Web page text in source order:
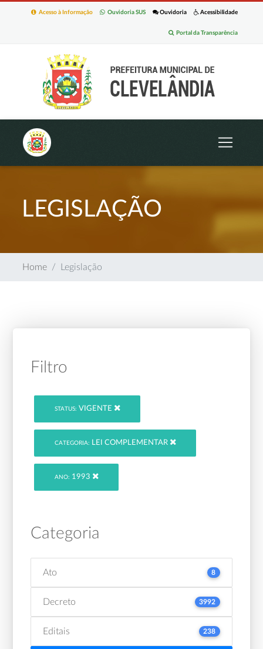
Acessibilidade
Ouvidoria
Ouvidoria SUS
Acesso à Informação
Portal da Transparência
LEGISLAÇÃO
Home Legislação
Filtro
STATUS: VIGENTE
CATEGORIA: LEI COMPLEMENTAR
ANO: 1993
Categoria
Ato 8
Decreto 3992
Editais 238